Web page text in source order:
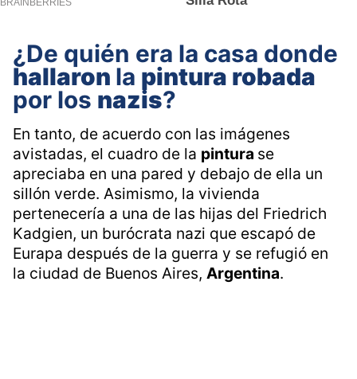
¿De quién era la casa donde
hallaron la pintura robada
por los nazis?
En tanto, de acuerdo con las imágenes
avistadas, el cuadro de la pintura se
apreciaba en una pared y debajo de ella un
sillón verde. Asimismo, la vivienda
pertenecería a una de las hijas del Friedrich
Kadgien, un burócrata nazi que escapó de
Eurapa después de la guerra y se refugió en
la ciudad de Buenos Aires, Argentina.